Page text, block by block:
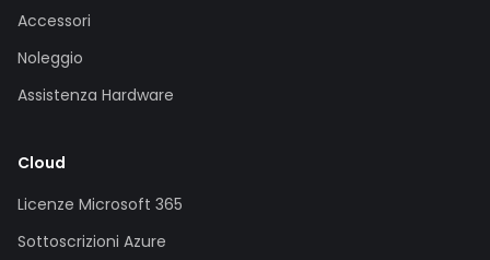
Accessori
Noleggio
Assistenza Hardware
Cloud
Licenze Microsoft 365
Sottoscrizioni Azure